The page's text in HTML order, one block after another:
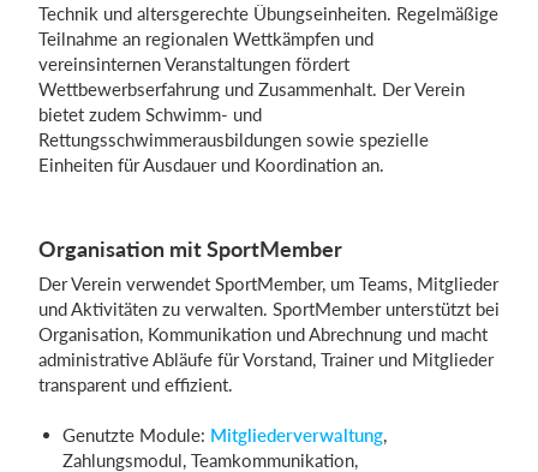
Technik und altersgerechte Übungseinheiten. Regelmäßige
Teilnahme an regionalen Wettkämpfen und
vereinsinternen Veranstaltungen fördert
Wettbewerbserfahrung und Zusammenhalt. Der Verein
bietet zudem Schwimm- und
Rettungsschwimmerausbildungen sowie spezielle
Einheiten für Ausdauer und Koordination an.
Organisation mit SportMember
Der Verein verwendet SportMember, um Teams, Mitglieder
und Aktivitäten zu verwalten. SportMember unterstützt bei
Organisation, Kommunikation und Abrechnung und macht
administrative Abläufe für Vorstand, Trainer und Mitglieder
transparent und effizient.
Genutzte Module: Mitgliederverwaltung,
Zahlungsmodul, Teamkommunikation,